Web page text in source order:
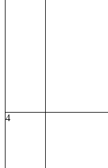
4